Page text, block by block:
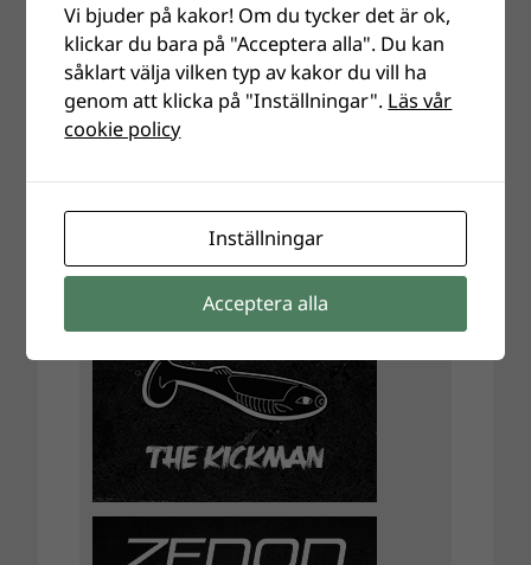
Vi bjuder på kakor! Om du tycker det är ok,
klickar du bara på "Acceptera alla". Du kan
såklart välja vilken typ av kakor du vill ha
genom att klicka på "Inställningar". Läs vår
cookie policy
Inställningar
Acceptera alla